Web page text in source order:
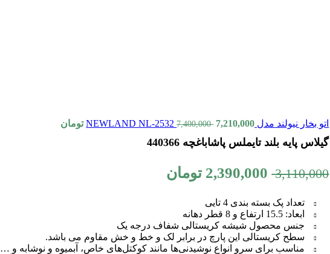
اتو بخار نیولند مدل NEWLAND NL-2532 7,400,000 7,210,000 تومان
گیلاس پایه بلند تایملس پاشاباغچه 440366
3,110,000
2,390,000 تومان
تعداد پک بسته بندی 4 تایی
ابعاد: 15.5 ارتفاع و 8 قطر دهانه
جنس محصول شیشه کریستالی شفاف درجه یک
سطح کریستالی این پارچ در برابر لک و خط و خش مقاوم می باشد.
مناسب برای سرو انواع نوشیدنی‌ها مانند کوکتل‌های خاص، آبمیوه و نوشابه و …